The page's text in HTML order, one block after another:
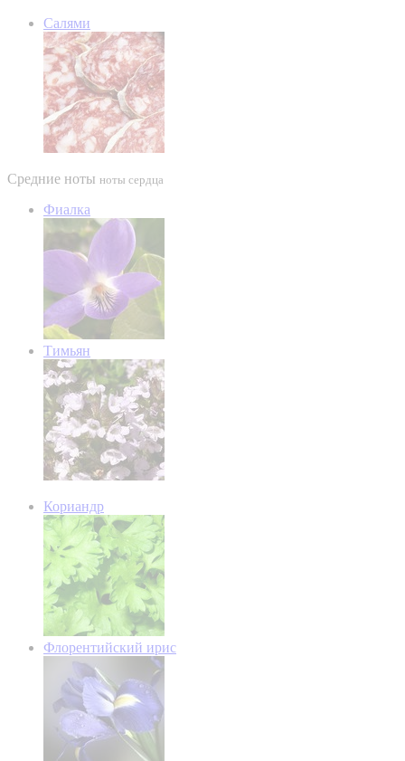
Салями
Средние ноты ноты сердца
Фиалка
Тимьян
Кориандр
Флорентийский ирис